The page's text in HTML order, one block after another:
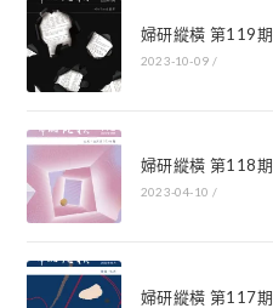
婦研縱橫 第119期
2023-10-09 /
婦研縱橫 第118期
2023-04-10 /
婦研縱橫 第117期